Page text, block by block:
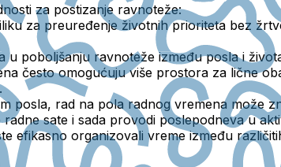
za postizanje ravnoteže:
za preuređenje životnih prioriteta bez
u poboljšanju ravnoteže između posla i
često omogućuju više prostora za lične
posla, rad na pola radnog vremena može
sate i sada provodi poslepodneva u
efikasno organizovali vreme između